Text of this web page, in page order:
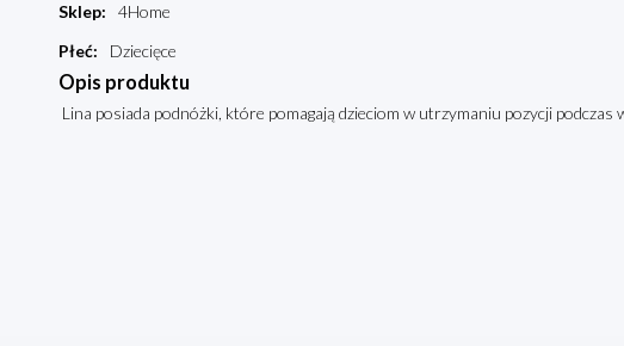
Sklep:
4Home
Płeć: Dziecięce
Opis produktu
Lina posiada podnóżki, które pomagają dzieciom w utrzymaniu pozycji podczas